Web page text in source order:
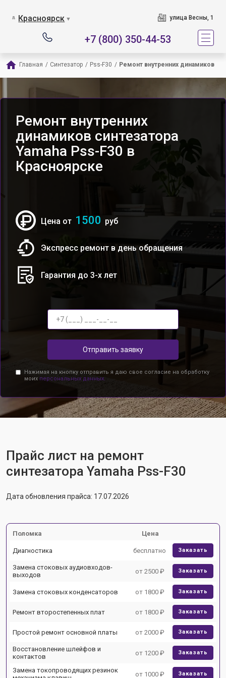
Красноярск ▼ улица Весны, 1
+7 (800) 350-44-53
Главная / Синтезатор / Pss-F30 / Ремонт внутренних динамиков
Ремонт внутренних
динамиков синтезатора
Yamaha Pss-F30 в
Красноярске
Цена от 1500 руб
Экспресс ремонт в день обращения
Гарантия до 3-х лет
Отправить заявку
Нажимая на кнопку отправить я даю свое согласие на обработку
моих персональных данных.
Прайс лист на ремонт
синтезатора Yamaha Pss-F30
Дата обновления прайса: 17.07.2026
Поломка Цена
Диагностика бесплатно Заказать
Замена стоковых аудиовходов-
выходов
от 2500 ₽ Заказать
Замена стоковых конденсаторов от 1800 ₽ Заказать
Ремонт второстепенных плат от 1800 ₽ Заказать
Простой ремонт основной платы от 2000 ₽ Заказать
Восстановление шлейфов и
контактов
от 1200 ₽ Заказать
Замена токопроводящих резинок
от 1000 ₽ Заказать